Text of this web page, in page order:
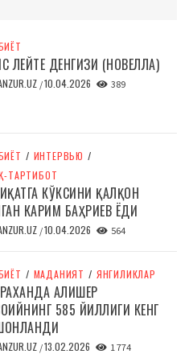
ЛЕЙТЕ ДЕНГИЗИ (НОВЕЛЛА)
/10.04.2026 389
/ ИНТЕРВЬЮ /
ТАРТИБОТ
КЎКСИНИ ҚАЛҚОН
КАРИМ БАҲРИЕВ ЁДИ
/10.04.2026 564
/ МАДАНИЯТ / ЯНГИЛИКЛАР
АЛИШЕР
585 ЙИЛЛИГИ КЕНГ
/13.02.2026 1 774